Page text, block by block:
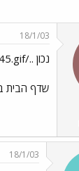
18/1/03
נכון ../images/Emo45.gif או לא נכון ../images/Emo31.gif ../images/Emo35.gif
שדף הבית במחשב
18/1/03